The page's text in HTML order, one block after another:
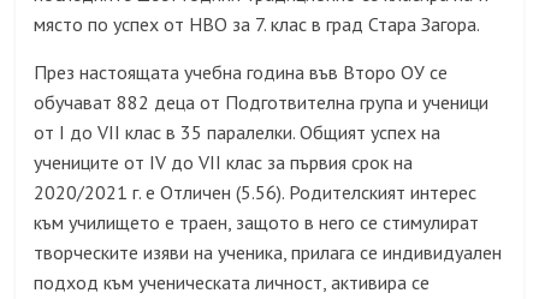
място по успех от НВО за 7. клас в град Стара Загора.
През настоящата учебна година във Второ ОУ се
обучават 882 деца от Подготвителна група и ученици
от I до VII клас в 35 паралелки. Общият успех на
учениците от IV до VII клас за първия срок на
2020/2021 г. е Отличен (5.56). Родителският интерес
към училището е траен, защото в него се стимулират
творческите изяви на ученика, прилага се индивидуален
подход към ученическата личност, активира се